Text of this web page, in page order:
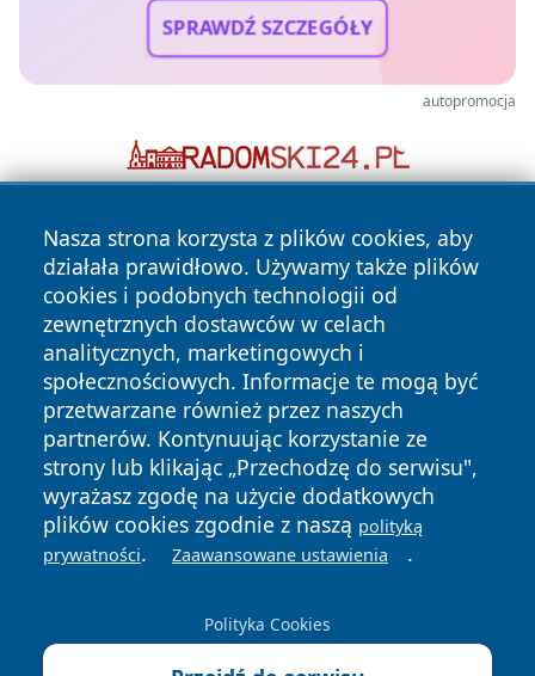
SPRAWDŹ SZCZEGÓŁY
autopromocja
Nasza strona korzysta z plików cookies, aby
działała prawidłowo. Używamy także plików
cookies i podobnych technologii od
zewnętrznych dostawców w celach
analitycznych, marketingowych i
społecznościowych. Informacje te mogą być
przetwarzane również przez naszych
partnerów. Kontynuując korzystanie ze
strony lub klikając „Przechodzę do serwisu",
wyrażasz zgodę na użycie dodatkowych
plików cookies zgodnie z naszą polityką
prywatności. Zaawansowane ustawienia .
Polityka Cookies
Copyright © 2026 wejherowski24.pl Wszystkie prawa
zastrzeżone.
News Autorzy
Polityka
Prywatności
Polityka
Cookies